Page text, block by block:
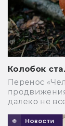
Колобок
Перенос
далеко не
Новости